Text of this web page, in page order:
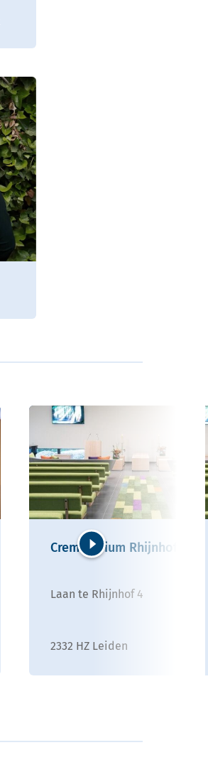
Crematorium Rhijnhof
Laan te Rhijnhof 4
2332 HZ Leiden